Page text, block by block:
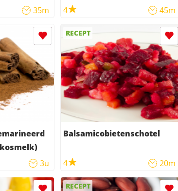
35m
4
45m
3u
RECEPT
Balsamicobietenschotel
4 20m
RECEPT